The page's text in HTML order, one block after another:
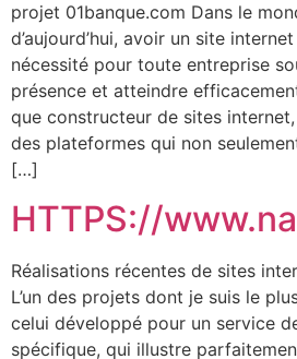
projet 01banque.com Dans le
d’aujourd’hui, avoir un site
nécessité pour toute entreprise
présence et atteindre
que constructeur de sites
des plateformes qui non
[…]
HTTPS://
Réalisations récentes de sites
L’un des projets dont je suis le
celui développé pour un service
spécifique, qui illustre